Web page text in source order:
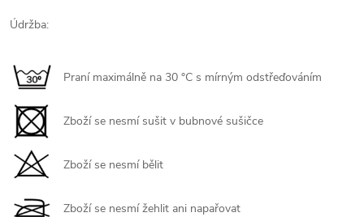
Údržba:
Praní maximálně na 30 °C s mírným odstřeďováním
Zboží se nesmí sušit v bubnové sušičce
Zboží se nesmí bělit
Zboží se nesmí žehlit ani napařovat